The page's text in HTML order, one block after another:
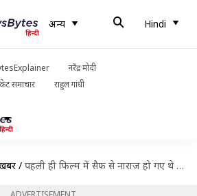
अन्य Hindi
नरेंद्र मोदी
समाचार राहुल गांधी
/ पहली ही फिल्म में सैफ से नाराज हो गए थे डायरेक्ट, कर दिया था बाहर